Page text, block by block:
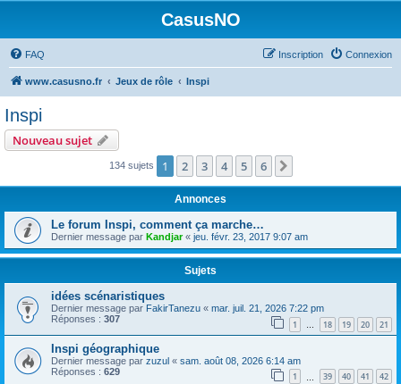
CasusNO
FAQ Connexion
Inscription
www.casusno.fr Jeux de rôle Inspi
Inspi
Nouveau sujet
134 sujets 1 2 3 4 5 6
Annonces
Le forum Inspi, comment ça marche…
Dernier message par Kandjar« jeu. févr. 23, 2017 9:07 am
Sujets
idées scénaristiques
Dernier message par FakirTanezu « mar. juil. 21, 2026 7:22 pm
Réponses : 307 1 … 18 19 20 21
Inspi géographique
Dernier message par zuzul « sam. août 08, 2026 6:14 am
Réponses : 629 1 39 40 41 42